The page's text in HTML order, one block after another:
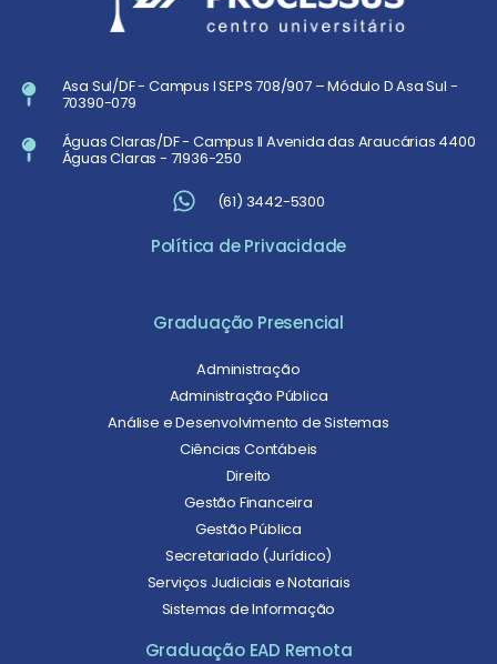
Asa Sul/DF - Campus I SEPS 708/907 – Módulo D Asa Sul -
70390-079
Águas Claras/DF - Campus II Avenida das Araucárias 4400
Águas Claras - 71936-250
(61) 3442-5300
Política de Privacidade
Graduação Presencial
Administração
Administração Pública
Análise e Desenvolvimento de Sistemas
Ciências Contábeis
Direito
Gestão Financeira
Gestão Pública
Secretariado (Jurídico)
Serviços Judiciais e Notariais
Sistemas de Informação
Graduação EAD Remota